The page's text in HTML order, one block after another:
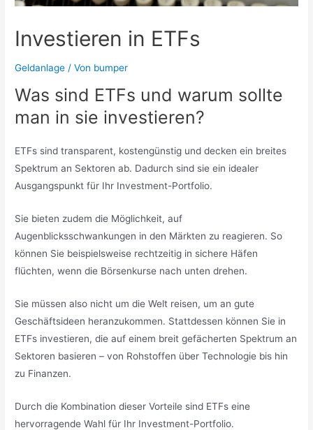
Investieren in ETFs
Geldanlage / Von bumper
Was sind ETFs und warum sollte
man in sie investieren?
ETFs sind transparent, kostengünstig und decken ein breites
Spektrum an Sektoren ab. Dadurch sind sie ein idealer
Ausgangspunkt für Ihr Investment-Portfolio.
Sie bieten zudem die Möglichkeit, auf
Augenblicksschwankungen in den Märkten zu reagieren. So
können Sie beispielsweise rechtzeitig in sichere Häfen
flüchten, wenn die Börsenkurse nach unten drehen.
Sie müssen also nicht um die Welt reisen, um an gute
Geschäftsideen heranzukommen. Stattdessen können Sie in
ETFs investieren, die auf einem breit gefächerten Spektrum an
Sektoren basieren – von Rohstoffen über Technologie bis hin
zu Finanzen.
Durch die Kombination dieser Vorteile sind ETFs eine
hervorragende Wahl für Ihr Investment-Portfolio.